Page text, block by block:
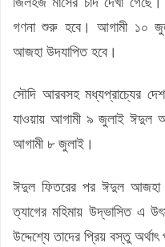
গণনা শুরু হবে। আগামী ১০
আজহা উদযাপিত হবে।
সৌদি আরবসহ মধ্যপ্রাচ্যের
যাওয়ায় আগামী ৯ জুলাই ঈদুল
আগামী ৮ জুলাই।
ঈদুল ফিতরের পর ঈদুল আজহা
ত্যাগের মহিমায় উদ্ভাসিত এ
উদ্দেশ্যে তাদের প্রিয় বস্তু